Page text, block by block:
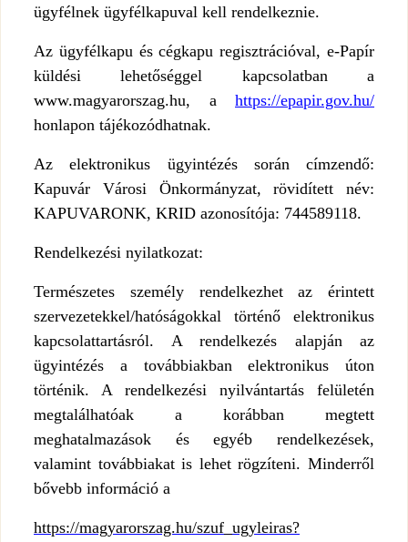
ügyfélnek ügyfélkapuval kell rendelkeznie.
Az ügyfélkapu és cégkapu regisztrációval, e-Papír
küldési lehetőséggel kapcsolatban a
www.magyarorszag.hu, a https://epapir.gov.hu/
honlapon tájékozódhatnak.
Az elektronikus ügyintézés során címzendő:
Kapuvár Városi Önkormányzat, rövidített név:
KAPUVARONK, KRID azonosítója: 744589118.
Rendelkezési nyilatkozat:
Természetes személy rendelkezhet az érintett
szervezetekkel/hatóságokkal történő elektronikus
kapcsolattartásról. A rendelkezés alapján az
ügyintézés a továbbiakban elektronikus úton
történik. A rendelkezési nyilvántartás felületén
megtalálhatóak a korábban megtett
meghatalmazások és egyéb rendelkezések,
valamint továbbiakat is lehet rögzíteni. Minderről
bővebb információ a
https://magyarorszag.hu/szuf_ugyleiras?